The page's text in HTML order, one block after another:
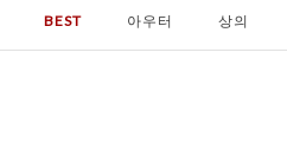
BEST 아우터 상의